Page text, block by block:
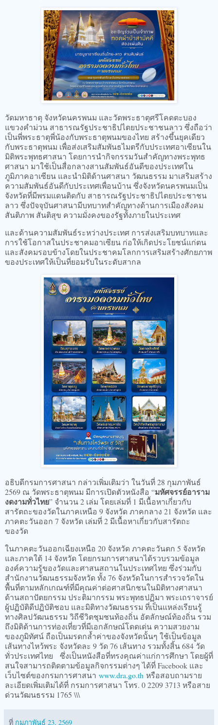
วัดมหาธาตุ จังหวัดนครพนม และวัดพระธาตุศรีโคดตะบอง
แขวงคำม่วน สาธารณรัฐประชาธิปไตยประชาชนลาว ซึ่งถือว่า
เป็นพี่พระธาตุพี่น้องกับพระธาตุพนมของไทย สร้างขึ้นยุคเดียว
กับพระธาตุพนม เพื่อส่งเสริมสัมพันธไมตรีกับประเทศอาเซียนใน
มิติพระพุทธศาสนา โดยการนำกิจกรรมวันสำคัญทางพระพุทธ
ศาสนา มาใช้เป็นสื่อกลางสานสัมพันธ์อันดีของประเทศใน
ภูมิภาคอาเซียน และนำมิติด้านศาสนา วัฒนธรรม มาเสริมสร้าง
ความสัมพันธ์อันดีกับประเทศเพื่อนบ้าน ซึ่งจังหวัดนครพนมเป็น
จังหวัดที่มีพรมแดนติดกับ สาธารณรัฐประชาธิปไตยประชาชน
ลาว ซึ่งปัจจุบันศาสนามีบทบาทสำคัญทางด้านการเมืองสังคม
สันติภาพ สันติสุข ความมั่งคงของรัฐทั้งภายในประเทศ
และด้านความสัมพันธ์ระหว่างประเทศ การส่งเสริมบทบาทและ
การใช้โอกาสในประชาคมอาเซียน ก่อให้เกิดประโยชน์แก่ตน
และสังคมรอบข้างโดยในประชาคมโลกการเสริมสร้างศักยภาพ
ของประเทศให้เป็นที่ยอมรับในระดับสากล
อธิบดีกรมการศาสนา กล่าวเพิ่มเติมว่า ในวันที่ 28 กุมภาพันธ์
2569 ณ วัดพระธาตุพนม มีการเปิดตัวหนังสือ “มหัศจรรย์อาราม
งดงามทั่วไทย” จำนวน 2 เล่ม โดยเล่มที่ 1 มีเนื้อหาเกี่ยวกับ
สารัตถะของวัดในภาคเหนือ 9 จังหวัด ภาคกลาง 21 จังหวัด และ
ภาคตะวันออก 7 จังหวัด เล่มที่ 2 มีเนื้อหาเกี่ยวกับสารัตถะ
ของวัด
ในภาคตะวันออกเฉียงเหนือ 20 จังหวัด ภาคตะวันตก 5 จังหวัด
และภาคใต้ 14 จังหวัด โดยกรมการศาสนาได้รวบรวมข้อมูล
องค์ความรู้ของวัดและศาสนสถานในประเทศไทย ซึ่งร่วมกับ
สำนักงานวัฒนธรรมจังหวัด ทั้ง 76 จังหวัดในการสำรวจวัดใน
พื้นที่ตามหลักเกณฑ์ที่มีคุณค่าต่อศาสนิกชนในมิติทางศาสนา
ด้านสถาปัตยกรรม ประติมากรรม พระพุทธปฏิมา พระเถราจารย์
ผู้ปฏิบัติดีปฏิบัติชอบ และมิติทางวัฒนธรรม ที่เป็นแหล่งเรียนรู้
ทางศิลปวัฒนธรรม วิถีชีวิตชุมชนท้องถิ่น อัตลักษณ์ท้องถิ่น รวม
ถึงมิติด้านการท่องเที่ยวที่มีเอกลักษณ์โดดเด่น ความสวยงาม
ของภูมิทัศน์ ถือเป็นมรดกล้ำค่าของจังหวัดนั้นๆ ใช้เป็นข้อมูล
เส้นทางไหว้พระ จังหวัดละ 9 วัด 76 เส้นทาง รวมทั้งสิ้น 684 วัด
ทั่วประเทศไทย ซึ่งเป็นหนังสือที่ทรงคุณค่าแก่การศึกษา โดยผู้ที่
สนใจสามารถติดตามข้อมูลกิจกรรมต่างๆ ได้ที่ Facebook และ
เว็บไซต์ของกรมการศาสนา www.dra.go.th หรือสอบถามราย
ละเอียดเพิ่มเติมได้ที่ กรมการศาสนา โทร. 0 2209 3713 หรือสาย
ด่วนวัฒนธรรม 1765 \\\
ที่ กุมภาพันธ์ 23, 2569